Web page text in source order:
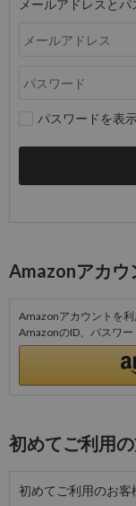
メールアドレスと
パスワードを表
Amazonアカウ
Amazonアカウントを利
AmazonのID、パスワー
初めてご利用
初めてご利用のお客